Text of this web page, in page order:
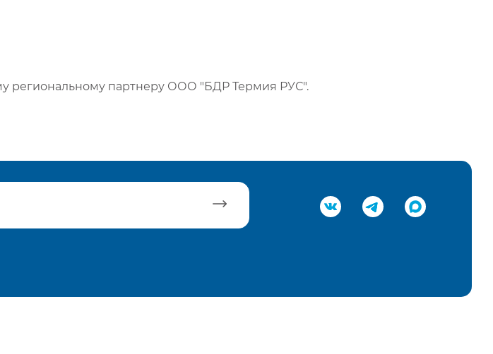
региональному партнеру ООО "БДР Термия РУС".